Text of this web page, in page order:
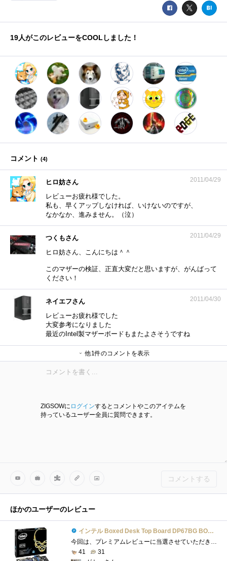
19人がこのレビューをCOOLしました！
コメント (4)
ヒロ妨さん 2011/04/29
レビューお疲れ様でした。
私も、早くアップしなければ、いけないのですが、
なかなか、進みません。（泣）
つくもさん 2011/04/29
ヒロ妨さん、こんにちは＾＾
このマザーの検証、正直大変だと思いますが、がんばって
ください！
ネイエフさん 2011/04/30
レビューお疲れ様でした
大変参考になりました
最近のIntel製マザーボードもまたよさそうですね
他1件のコメントを表示
ZIGSOWに ログインするとコメントやこのアイテムを
持っているユーザー全員に質問できます。
コメントする
ほかのユーザーのレビュー
インテル Boxed Desk Top Board DP67BG BOXDP67BGB3
今回は、プレミアムレビューに当選させていただきありがとうございました。レビュー応募時にこのような内容で応募させていただいておりまし�...
41
31